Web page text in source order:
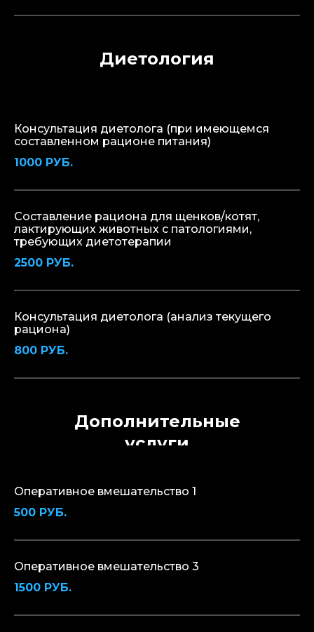
Диетология
Консультация диетолога (при имеющемся
составленном рационе питания)
1000 РУБ.
Составление рациона для щенков/котят,
лактирующих животных с патологиями,
требующих диетотерапии
2500 РУБ.
Консультация диетолога (анализ текущего
рациона)
800 РУБ.
Дополнительные
услуги
Оперативное вмешательство 1
500 РУБ.
Оперативное вмешательство 3
1500 РУБ.